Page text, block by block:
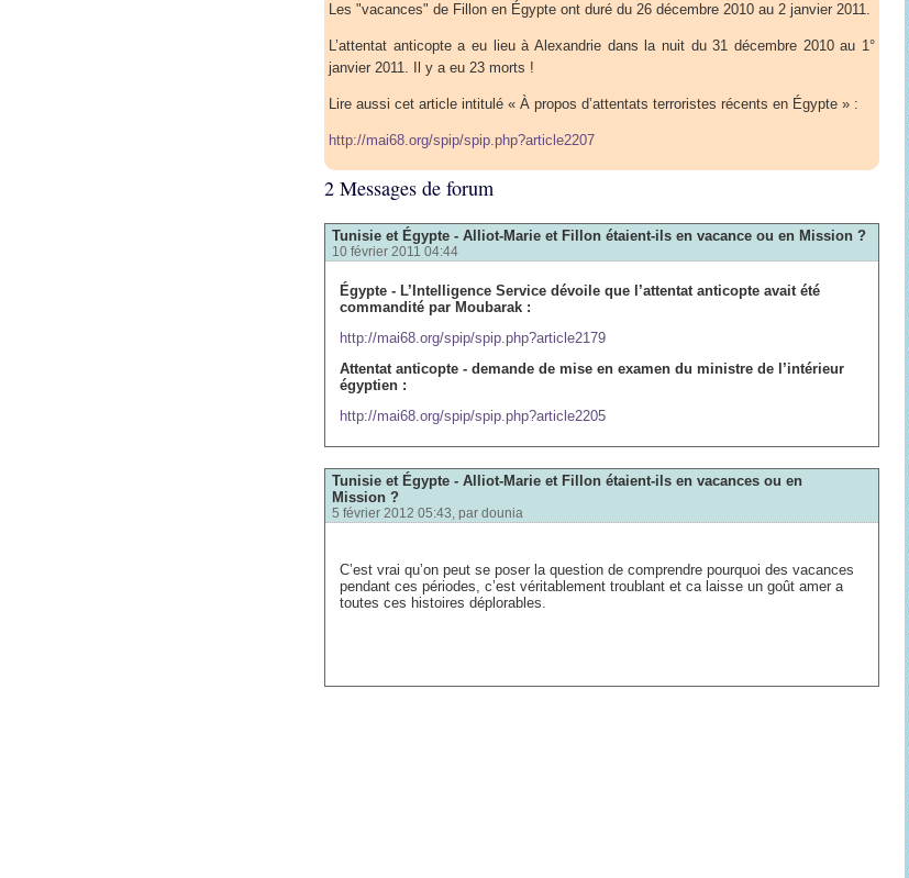
Les "vacances" de Fillon en Égypte ont duré du 26 décembre 2010 au 2 janvier 2011.
L’attentat anticopte a eu lieu à Alexandrie dans la nuit du 31 décembre 2010 au 1°
janvier 2011. Il y a eu 23 morts !
Lire aussi cet article intitulé « À propos d’attentats terroristes récents en Égypte » :
http://mai68.org/spip/spip.php?article2207
2 Messages de forum
Tunisie et Égypte - Alliot-Marie et Fillon étaient-ils en vacance ou en Mission ?
10 février 2011 04:44
Égypte - L’Intelligence Service dévoile que l’attentat anticopte avait été
commandité par Moubarak :
http://mai68.org/spip/spip.php?article2179
Attentat anticopte - demande de mise en examen du ministre de l’intérieur
égyptien :
http://mai68.org/spip/spip.php?article2205
Tunisie et Égypte - Alliot-Marie et Fillon étaient-ils en vacances ou en
Mission ?
5 février 2012 05:43, par dounia
C’est vrai qu’on peut se poser la question de comprendre pourquoi des vacances
pendant ces périodes, c’est véritablement troublant et ca laisse un goût amer a
toutes ces histoires déplorables.